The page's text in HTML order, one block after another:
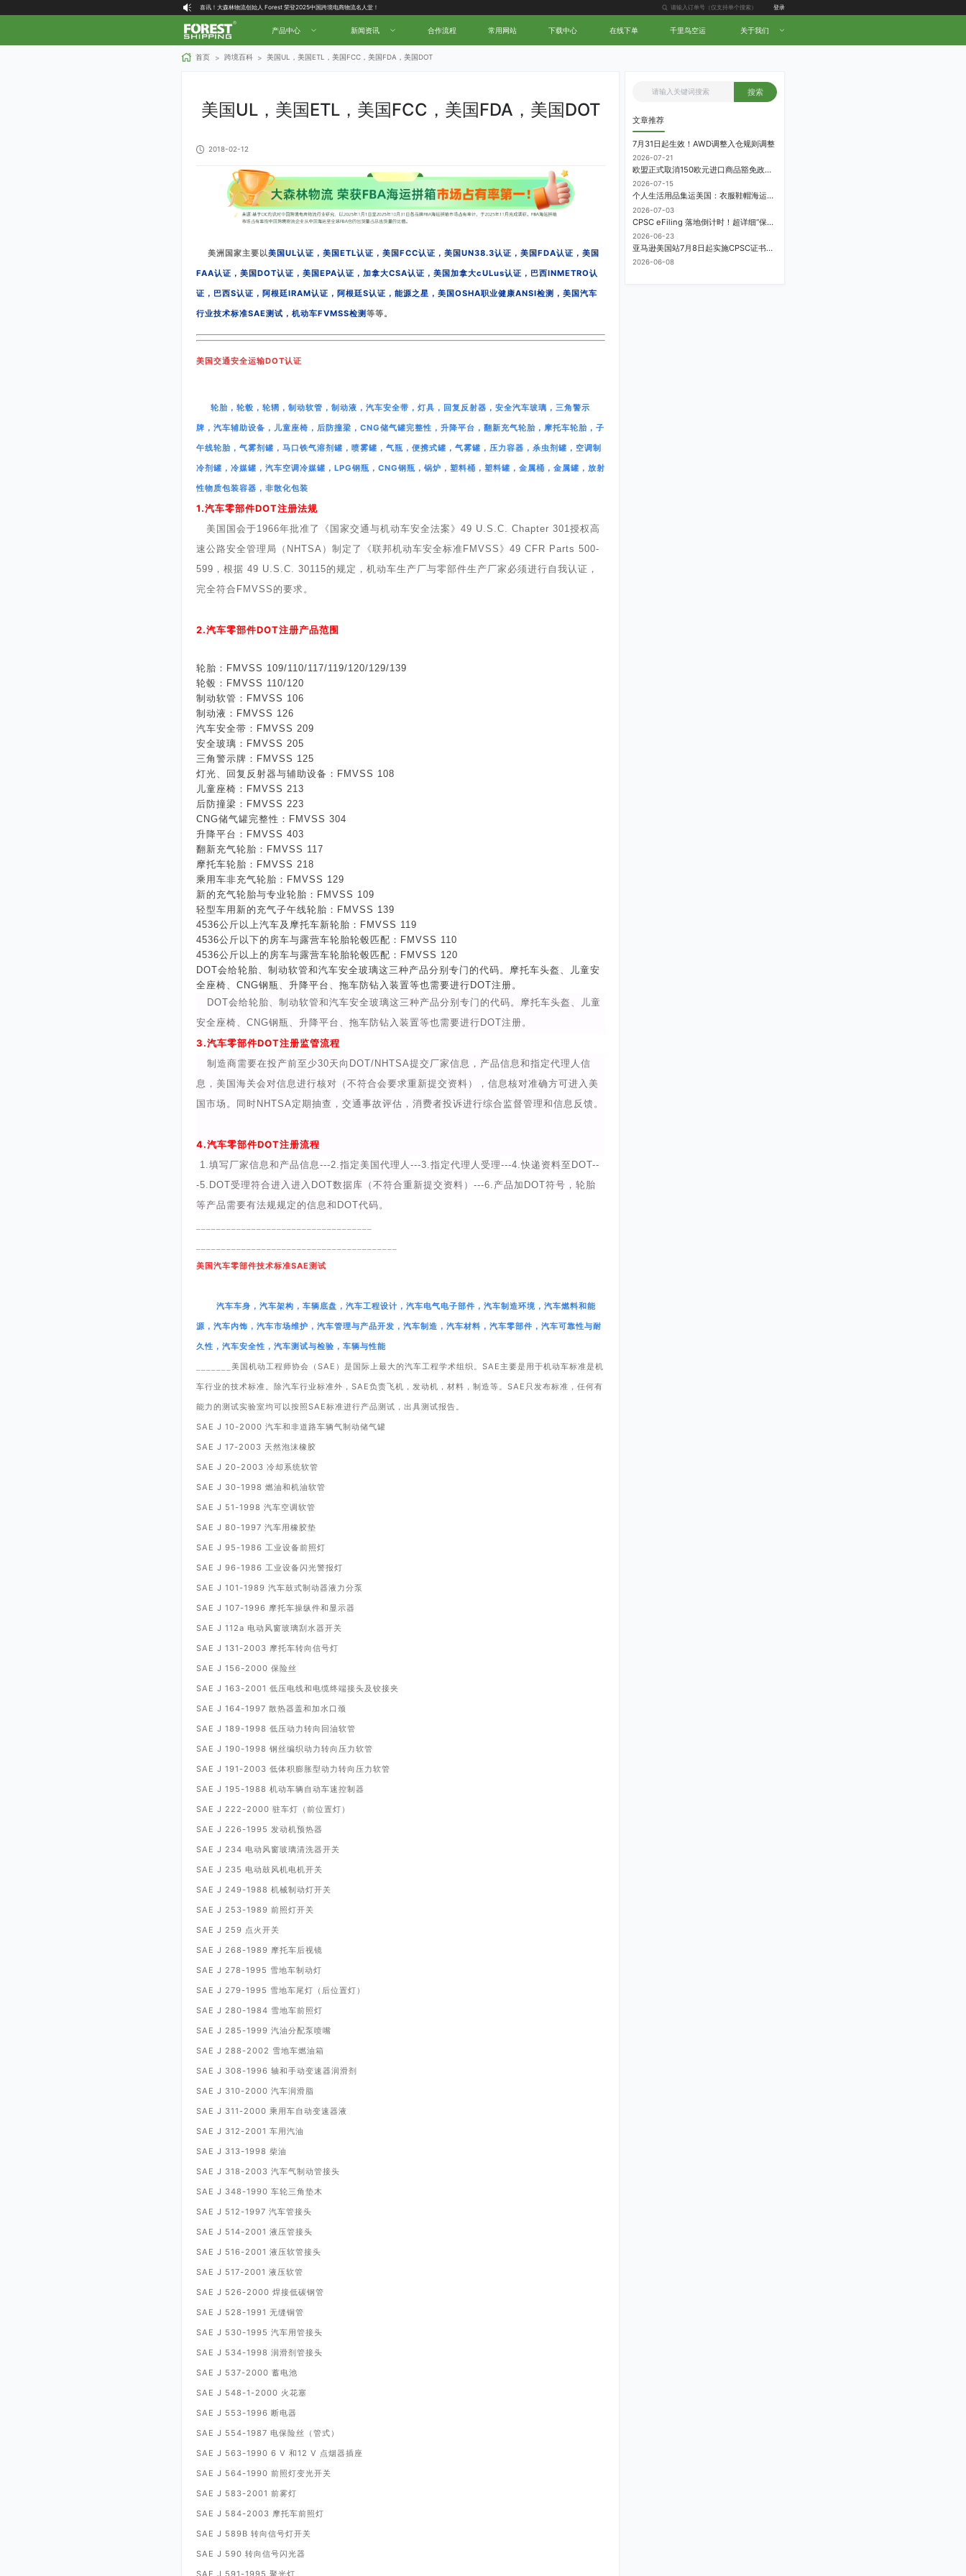
喜讯！大森林物流创始人 Forest 荣登2025中国跨境电商物流名人堂！
大森林全球物流国内（自营仓）收货地址
大森林16周年庆福利就位，超多好礼等你拿！
登录
产品中心 新闻资讯 合作流程 常用网站 下载中心 在线下单 千里鸟空运 关于我们
首页 > 跨境百科 > 美国UL，美国ETL，美国FCC，美国FDA，美国DOT
美国UL，美国ETL，美国FCC，美国FDA，美国DOT
2018-02-12
美洲国家主要以美国UL认证，美国ETL认证，美国FCC认证，美国UN38.3认证，美国FDA认证，美国
FAA认证，美国DOT认证，美国EPA认证，加拿大CSA认证，美国加拿大cULus认证，巴西INMETRO认
证，巴西S认证，阿根廷IRAM认证，阿根廷S认证，能源之星，美国OSHA职业健康ANSI检测，美国汽车
行业技术标准SAE测试，机动车FVMSS检测等等。
美国交通安全运输DOT认证
轮胎，轮毂，轮辋，制动软管，制动液，汽车安全带，灯具，回复反射器，安全汽车玻璃，三角警示
牌，汽车辅助设备，儿童座椅，后防撞梁，CNG储气罐完整性，升降平台，翻新充气轮胎，摩托车轮胎，子
午线轮胎，气雾剂罐，马口铁气溶剂罐，喷雾罐，气瓶，便携式罐，气雾罐，压力容器，杀虫剂罐，空调制
冷剂罐，冷媒罐，汽车空调冷媒罐，LPG钢瓶，CNG钢瓶，锅炉，塑料桶，塑料罐，金属桶，金属罐，放射
性物质包装容器，非散化包装
1.汽车零部件DOT注册法规
美国国会于1966年批准了《国家交通与机动车安全法案》 49 U.S.C. Chapter 301授权高
速公路安全管理局（ NHTSA ）制定了《联邦机动车安全标准 FMVSS 》 49 CFR Parts 500-
599 ，根据 49 U.S.C. 30115的规定，机动车生产厂与零部件生产厂家必须进行自我认证，
完全符合 FMVSS 的要求。
2.汽车零部件DOT注册产品范围
轮胎： FMVSS 109/110/117/119/120/129/139
轮毂： FMVSS 110/120
制动软管： FMVSS 106
制动液： FMVSS 126
汽车安全带： FMVSS 209
安全玻璃： FMVSS 205
三角警示牌： FMVSS 125
灯光、回复反射器与辅助设备： FMVSS 108
儿童座椅： FMVSS 213
后防撞梁： FMVSS 223
CNG储气罐完整性： FMVSS 304
升降平台： FMVSS 403
翻新充气轮胎： FMVSS 117
摩托车轮胎： FMVSS 218
乘用车非充气轮胎： FMVSS 129
新的充气轮胎与专业轮胎： FMVSS 109
轻型车用新的充气子午线轮胎： FMVSS 139
4536公斤以上汽车及摩托车新轮胎： FMVSS 119
4536公斤以下的房车与露营车轮胎轮毂匹配： FMVSS 110
4536公斤以上的房车与露营车轮胎轮毂匹配： FMVSS 120
DOT会给轮胎、制动软管和汽车安全玻璃这三种产品分别专门的代码。摩托车头盔、儿童安
全座椅、 CNG钢瓶、升降平台、拖车防钻入装置等也需要进行 DOT注册。
DOT会给轮胎、制动软管和汽车安全玻璃这三种产品分别专门的代码。摩托车头盔、儿童
安全座椅、 CNG钢瓶、升降平台、拖车防钻入装置等也需要进行 DOT注册。
3.汽车零部件DOT注册监管流程
制造商需要在投产前至少30天向 DOT/NHTSA提交厂家信息，产品信息和指定代理人信
息，美国海关会对信息进行核对（不符合会要求重新提交资料），信息核对准确方可进入美
国市场。同时 NHTSA定期抽查，交通事故评估，消费者投诉进行综合监督管理和信息反馈。
4.汽车零部件DOT注册流程
1.填写厂家信息和产品信息---2.指定美国代理人 ---3.指定代理人受理---4.快递资料至 DOT--
-5.DOT受理符合进入进入 DOT数据库（不符合重新提交资料） ---6. 产品加 DOT符号，轮胎
等产品需要有法规规定的信息和 DOT代码。
美国汽车零部件技术标准SAE测试
汽车车身，汽车架构，车辆底盘，汽车工程设计，汽车电气电子部件，汽车制造环境，汽车燃料和能
源，汽车内饰，汽车市场维护，汽车管理与产品开发，汽车制造，汽车材料，汽车零部件，汽车可靠性与耐
久性，汽车安全性，汽车测试与检验，车辆与性能
美国机动工程师协会（ SAE ）是国际上最大的汽车工程学术组织。 SAE 主要是用于机动车标准是机
车行业的技术标准。除汽车行业标准外， SAE负责飞机，发动机，材料，制造等。 SAE 只发布标准，任何有
能力的测试实验室均可以按照SAE标准进行产品测试，出具测试报告。
SAE J 10-2000 汽车和非道路车辆气制动储气罐
SAE J 17-2003 天然泡沫橡胶
SAE J 20-2003 冷却系统软管
SAE J 30-1998 燃油和机油软管
SAE J 51-1998 汽车空调软管
SAE J 80-1997 汽车用橡胶垫
SAE J 95-1986 工业设备前照灯
SAE J 96-1986 工业设备闪光警报灯
SAE J 101-1989 汽车鼓式制动器液力分泵
SAE J 107-1996 摩托车操纵件和显示器
SAE J 112a 电动风窗玻璃刮水器开关
SAE J 131-2003 摩托车转向信号灯
SAE J 156-2000 保险丝
SAE J 163-2001 低压电线和电缆终端接头及铰接夹
SAE J 164-1997 散热器盖和加水口颈
SAE J 189-1998 低压动力转向回油软管
SAE J 190-1998 钢丝编织动力转向压力软管
SAE J 191-2003 低体积膨胀型动力转向压力软管
SAE J 195-1988 机动车辆自动车速控制器
SAE J 222-2000 驻车灯（前位置灯）
SAE J 226-1995 发动机预热器
SAE J 234 电动风窗玻璃清洗器开关
SAE J 235 电动鼓风机电机开关
SAE J 249-1988 机械制动灯开关
SAE J 253-1989 前照灯开关
SAE J 259 点火开关
SAE J 268-1989 摩托车后视镜
SAE J 278-1995 雪地车制动灯
SAE J 279-1995 雪地车尾灯（后位置灯）
SAE J 280-1984 雪地车前照灯
SAE J 285-1999 汽油分配泵喷嘴
SAE J 288-2002 雪地车燃油箱
SAE J 308-1996 轴和手动变速器润滑剂
SAE J 310-2000 汽车润滑脂
SAE J 311-2000 乘用车自动变速器液
SAE J 312-2001 车用汽油
SAE J 313-1998 柴油
SAE J 318-2003 汽车气制动管接头
SAE J 348-1990 车轮三角垫木
SAE J 512-1997 汽车管接头
SAE J 514-2001 液压管接头
SAE J 516-2001 液压软管接头
SAE J 517-2001 液压软管
SAE J 526-2000 焊接低碳钢管
SAE J 528-1991 无缝铜管
SAE J 530-1995 汽车用管接头
SAE J 534-1998 润滑剂管接头
SAE J 537-2000 蓄电池
SAE J 548-1-2000 火花塞
SAE J 553-1996 断电器
SAE J 554-1987 电保险丝（管式）
SAE J 563-1990 6 V 和 12 V 点烟器插座
SAE J 564-1990 前照灯变光开关
SAE J 583-2001 前雾灯
SAE J 584-2003 摩托车前照灯
SAE J 589B 转向信号灯开关
SAE J 590 转向信号闪光器
聚光灯
搜索
文章推荐
7月31日起生效！AWD调整入仓规则调整
2026-07-21
欧盟正式取消150欧元进口商品豁免政策，每件加征3欧元进口关税
2026-07-15
个人生活用品集运美国：衣服鞋帽海运计费方式
2026-07-03
CPSC eFiling 落地倒计时！超详细“保姆级”实操指南来了！
2026-06-23
亚马逊美国站7月8日起实施CPSC证书电子申报要求，FBA受管制商品需提前申报
2026-06-08